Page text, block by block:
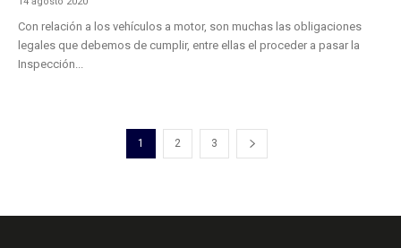
Con relación a los vehículos a motor, son muchas las obligaciones
legales que debemos de cumplir, entre ellas el proceder a pasar la
Inspección...
1 2 3